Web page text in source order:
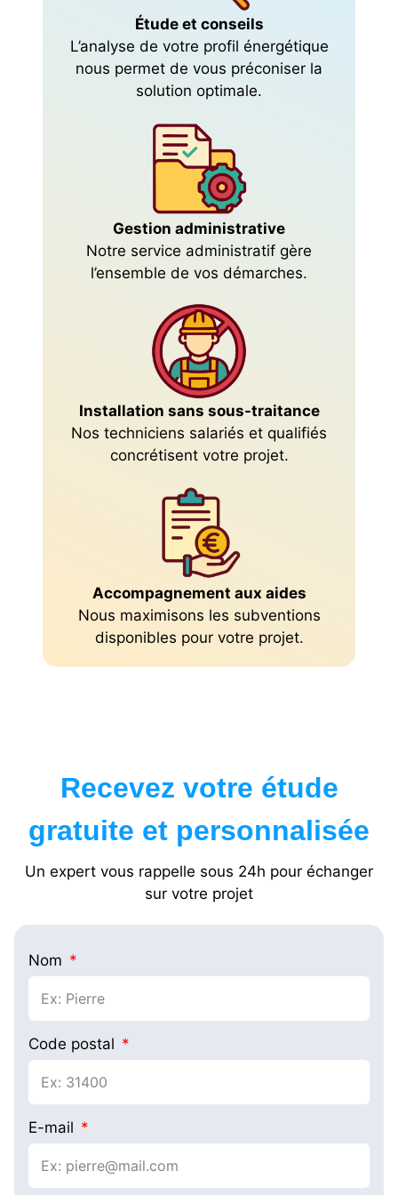
Étude et conseils
L’analyse de votre profil énergétique
nous permet de vous préconiser la
solution optimale.
Gestion administrative
Notre service administratif gère
l’ensemble de vos démarches.
Installation sans sous-traitance
Nos techniciens salariés et qualifiés
concrétisent votre projet.
Accompagnement aux aides
Nous maximisons les subventions
disponibles pour votre projet.
Recevez votre étude
gratuite et personnalisée
Un expert vous rappelle sous 24h pour échanger
sur votre projet
Nom
Code postal
E-mail